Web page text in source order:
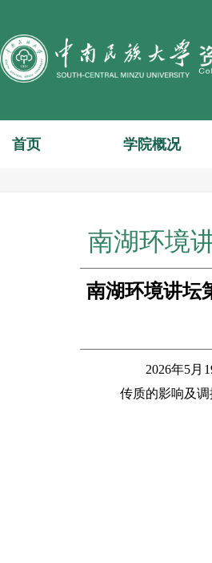
首页 学院概况
南湖环境
南湖环境讲坛
2026年5月
传质的影响及